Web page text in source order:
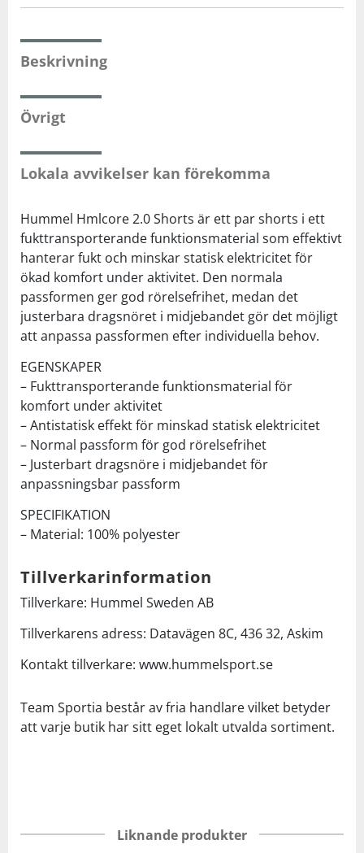
Beskrivning
Övrigt
Lokala avvikelser kan förekomma
Hummel Hmlcore 2.0 Shorts är ett par shorts i ett
fukttransporterande funktionsmaterial som effektivt
hanterar fukt och minskar statisk elektricitet för
ökad komfort under aktivitet. Den normala
passformen ger god rörelsefrihet, medan det
justerbara dragsnöret i midjebandet gör det möjligt
att anpassa passformen efter individuella behov.
EGENSKAPER
– Fukttransporterande funktionsmaterial för
komfort under aktivitet
– Antistatisk effekt för minskad statisk elektricitet
– Normal passform för god rörelsefrihet
– Justerbart dragsnöre i midjebandet för
anpassningsbar passform
SPECIFIKATION
– Material: 100% polyester
Tillverkarinformation
Tillverkare: Hummel Sweden AB
Tillverkarens adress: Datavägen 8C, 436 32, Askim
Kontakt tillverkare: www.hummelsport.se
Team Sportia består av fria handlare vilket betyder
att varje butik har sitt eget lokalt utvalda sortiment.
Liknande produkter